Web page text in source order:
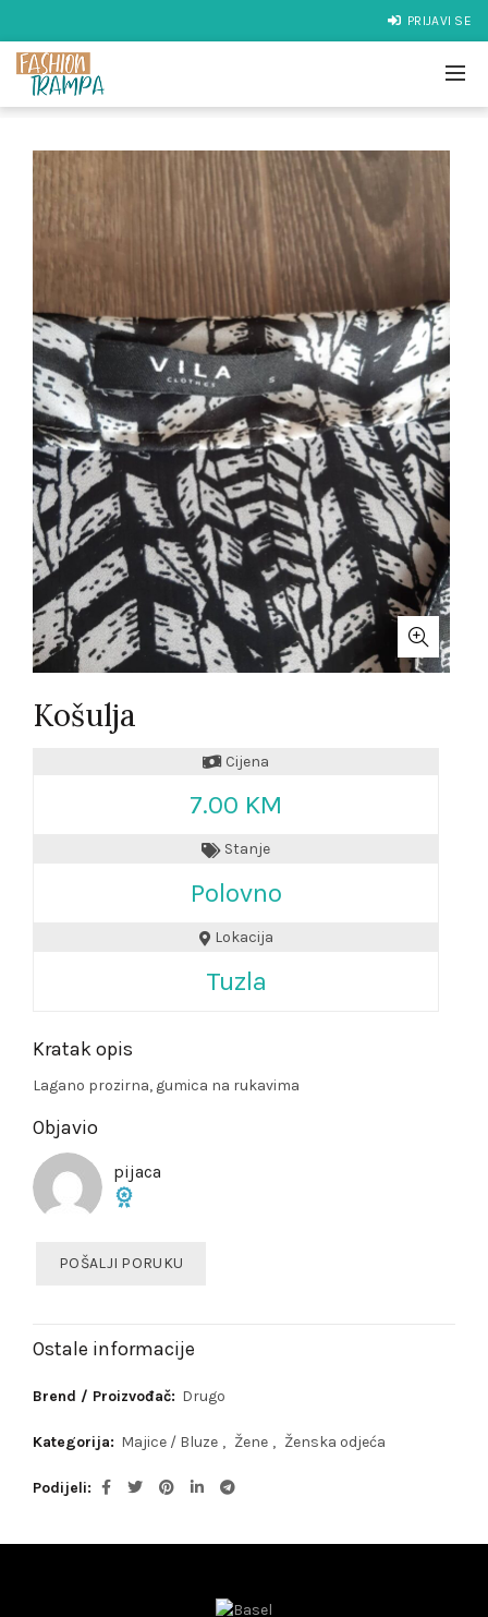
PRIJAVI SE
Košulja
Cijena
7.00 KM
Stanje
Polovno
Lokacija
Tuzla
Kratak opis
Lagano prozirna, gumica na rukavima
Objavio
pijaca
POŠALJI PORUKU
Ostale informacije
Brend / Proizvođač: Drugo
Kategorija: Majice / Bluze , Žene , Ženska odjeća
Podijeli